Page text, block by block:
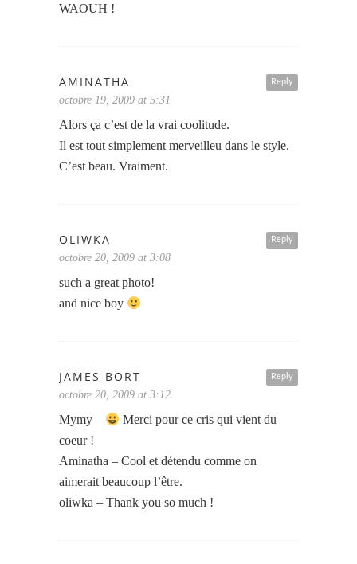
WAOUH !
Reply
AMINATHA
octobre 19, 2009 at 5:31
Alors ça c’est de la vrai coolitude.
Il est tout simplement merveilleu dans le style.
C’est beau. Vraiment.
Reply
OLIWKA
octobre 20, 2009 at 3:08
such a great photo!
and nice boy
Reply
JAMES BORT
octobre 20, 2009 at 3:12
Mymy –
Merci pour ce cris qui vient du
coeur !
Aminatha – Cool et détendu comme on
aimerait beaucoup l’être.
oliwka – Thank you so much !